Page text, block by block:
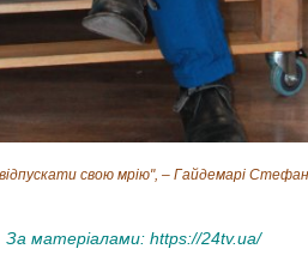
свою мрію", – Гайдемарі
За матеріалами: https://24tv.ua/